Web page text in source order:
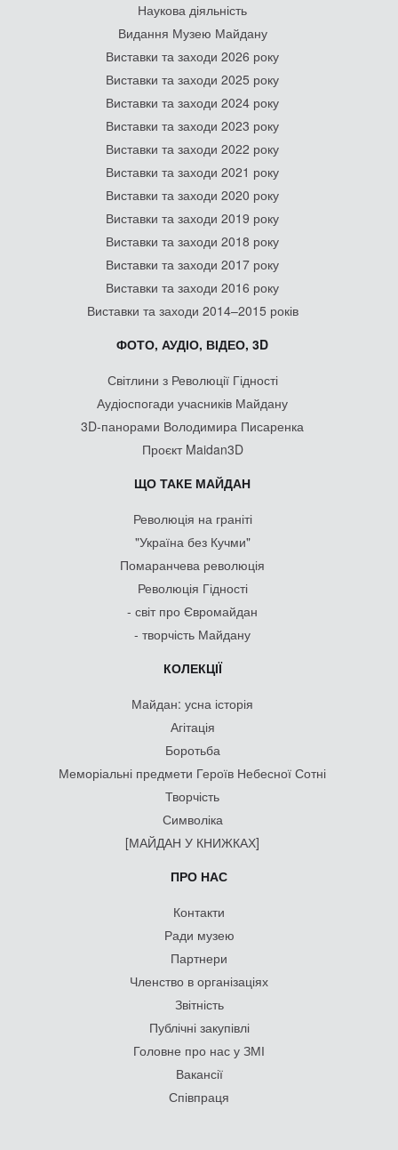
Наукова діяльність
Видання Музею Майдану
Виставки та заходи 2026 року
Виставки та заходи 2025 року
Виставки та заходи 2024 року
Виставки та заходи 2023 року
Виставки та заходи 2022 року
Виставки та заходи 2021 року
Виставки та заходи 2020 року
Виставки та заходи 2019 року
Виставки та заходи 2018 року
Виставки та заходи 2017 року
Виставки та заходи 2016 року
Виставки та заходи 2014–2015 років
ФОТО, АУДІО, ВІДЕО, 3D
Світлини з Революції Гідності
Аудіоспогади учасників Майдану
3D-панорами Володимира Писаренка
Проєкт Maidan3D
ЩО ТАКЕ МАЙДАН
Революція на граніті
"Україна без Кучми"
Помаранчева революція
Революція Гідності
- світ про Євромайдан
- творчість Майдану
КОЛЕКЦІЇ
Майдан: усна історія
Агітація
Боротьба
Меморіальні предмети Героїв Небесної Сотні
Творчість
Символіка
[МАЙДАН У КНИЖКАХ]
ПРО НАС
Контакти
Ради музею
Партнери
Членство в організаціях
Звітність
Публічні закупівлі
Головне про нас у ЗМІ
Вакансії
Співпраця